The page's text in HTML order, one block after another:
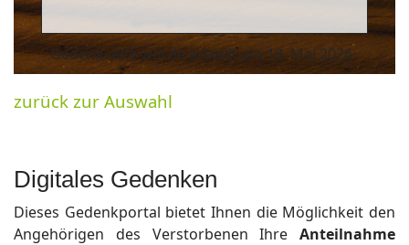
Gedenkseite wurde erstellt am 19. Mai 2026
zurück zur Auswahl
Digitales Gedenken
Dieses Gedenkportal bietet Ihnen die Möglichkeit den
Angehörigen des Verstorbenen Ihre Anteilnahme